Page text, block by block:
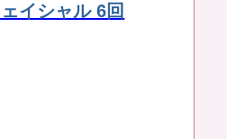
イシャル 6回